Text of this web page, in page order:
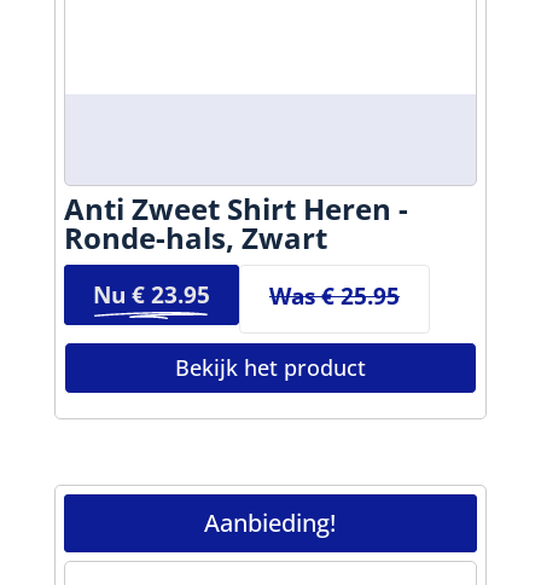
Anti Zweet Shirt Heren -
Ronde-hals, Zwart
Nu €23.95 Was € 25.95
Bekijk het product
Aanbieding!